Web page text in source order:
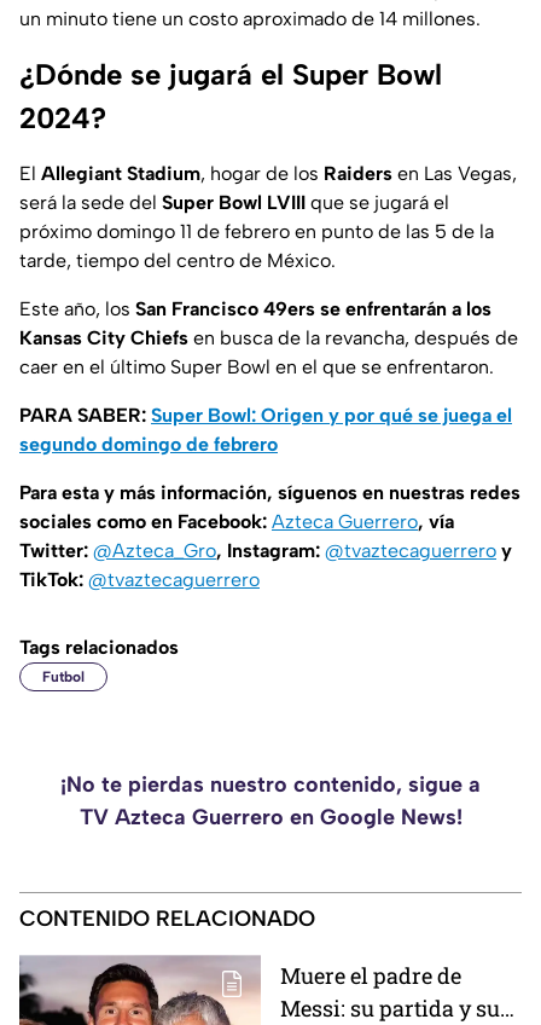
un minuto tiene un costo aproximado de 14 millones.
¿Dónde se jugará el Super Bowl
2024?
El Allegiant Stadium, hogar de los Raiders en Las Vegas,
será la sede del Super Bowl LVIII que se jugará el
próximo domingo 11 de febrero en punto de las 5 de la
tarde, tiempo del centro de México.
Este año, los San Francisco 49ers se enfrentarán a los
Kansas City Chiefs en busca de la revancha, después de
caer en el último Super Bowl en el que se enfrentaron.
PARA SABER: Super Bowl: Origen y por qué se juega el
segundo domingo de febrero
Para esta y más información, síguenos en nuestras redes
sociales como en Facebook: Azteca Guerrero, vía
Twitter: @Azteca_Gro, Instagram: @tvaztecaguerrero y
TikTok: @tvaztecaguerrero
Tags relacionados
Futbol
¡No te pierdas nuestro contenido, sigue a
TV Azteca Guerrero en Google News!
CONTENIDO RELACIONADO
Muere el padre de
Messi: su partida y su